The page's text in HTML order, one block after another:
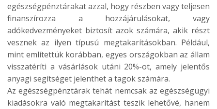
egészségpénztárakat azzal, hogy részben vagy teljesen
finanszírozza a hozzájárulásokat, vagy
adókedvezményeket biztosít azok számára, akik részt
vesznek az ilyen típusú megtakarításokban. Például,
mint említettük korábban, egyes országokban az állam
visszatéríti a vásárlások utáni 20%-ot, amely jelentős
anyagi segítséget jelenthet a tagok számára.
Az egészségpénztárak tehát nemcsak az egészségügyi
kiadásokra való megtakarítást teszik lehetővé, hanem